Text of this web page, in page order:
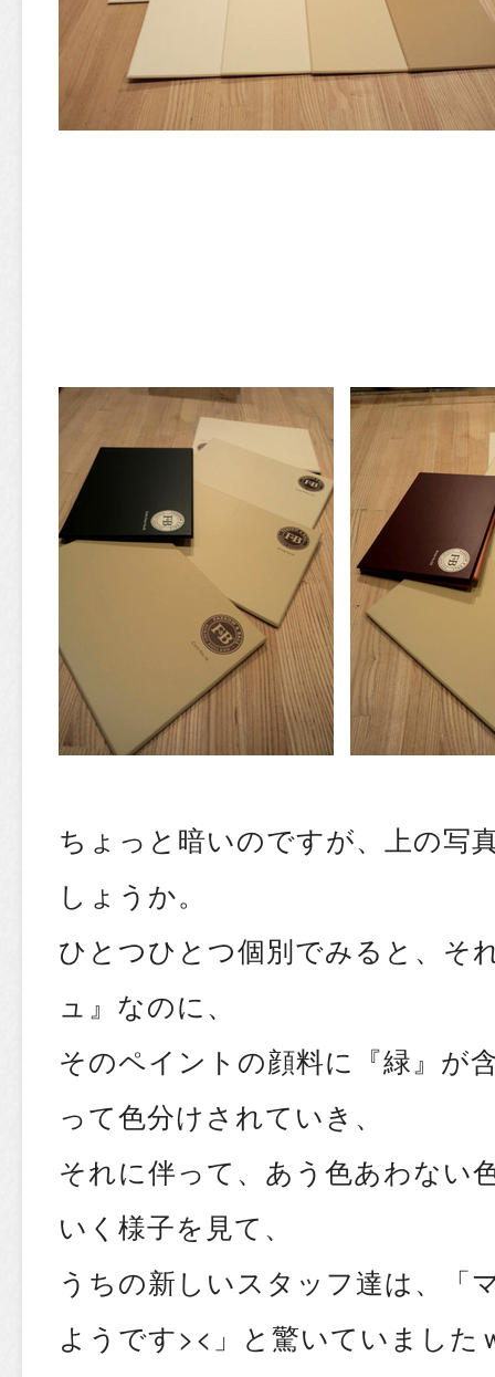
ちょっと暗いのですが、上の写
しょうか。
ひとつひとつ個別でみると、そ
ュ』なのに、
そのペイントの顔料に『緑』が
って色分けされていき、
それに伴って、あう色あわない
いく様子を見て、
うちの新しいスタッフ達は、「
ようです><」と驚いていました